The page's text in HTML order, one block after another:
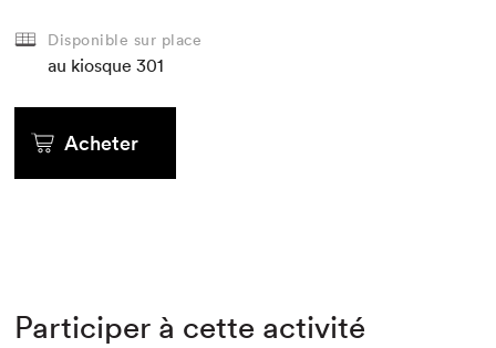
Disponible sur place
au kiosque 301
Acheter
Participer à cette activité